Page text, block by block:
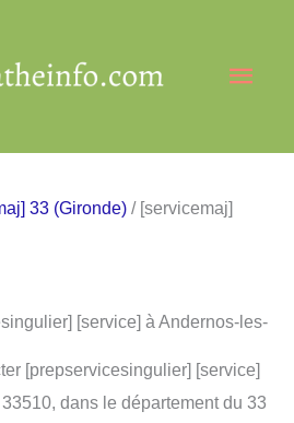
33 (Gironde) / [servicemaj]
[service] à Andernos-les-
[prepservicesingulier] [service]
dans le département du 33